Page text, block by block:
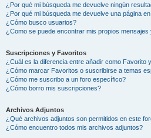
¿Por qué mi búsqueda me devuelve ningún
¿Por qué mi búsqueda me devuelve una página
¿Cómo busco usuarios?
¿Como se puede encontrar mis propios mensajes
Suscripciones y Favoritos
¿Cuál es la diferencia entre añadir como Favorito
¿Cómo marcar Favoritos o suscribirse a temas
¿Cómo me suscribo a un foro específico?
¿Cómo borro mis suscripciones?
Archivos Adjuntos
¿Qué archivos adjuntos son permitidos en este
¿Cómo encuentro todos mis archivos adjuntos?